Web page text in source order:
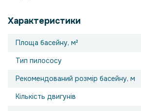
Характеристики
Площа басейну, м²
Тип пилососу
Рекомендований розмір басейну, м
Кількість двигунів